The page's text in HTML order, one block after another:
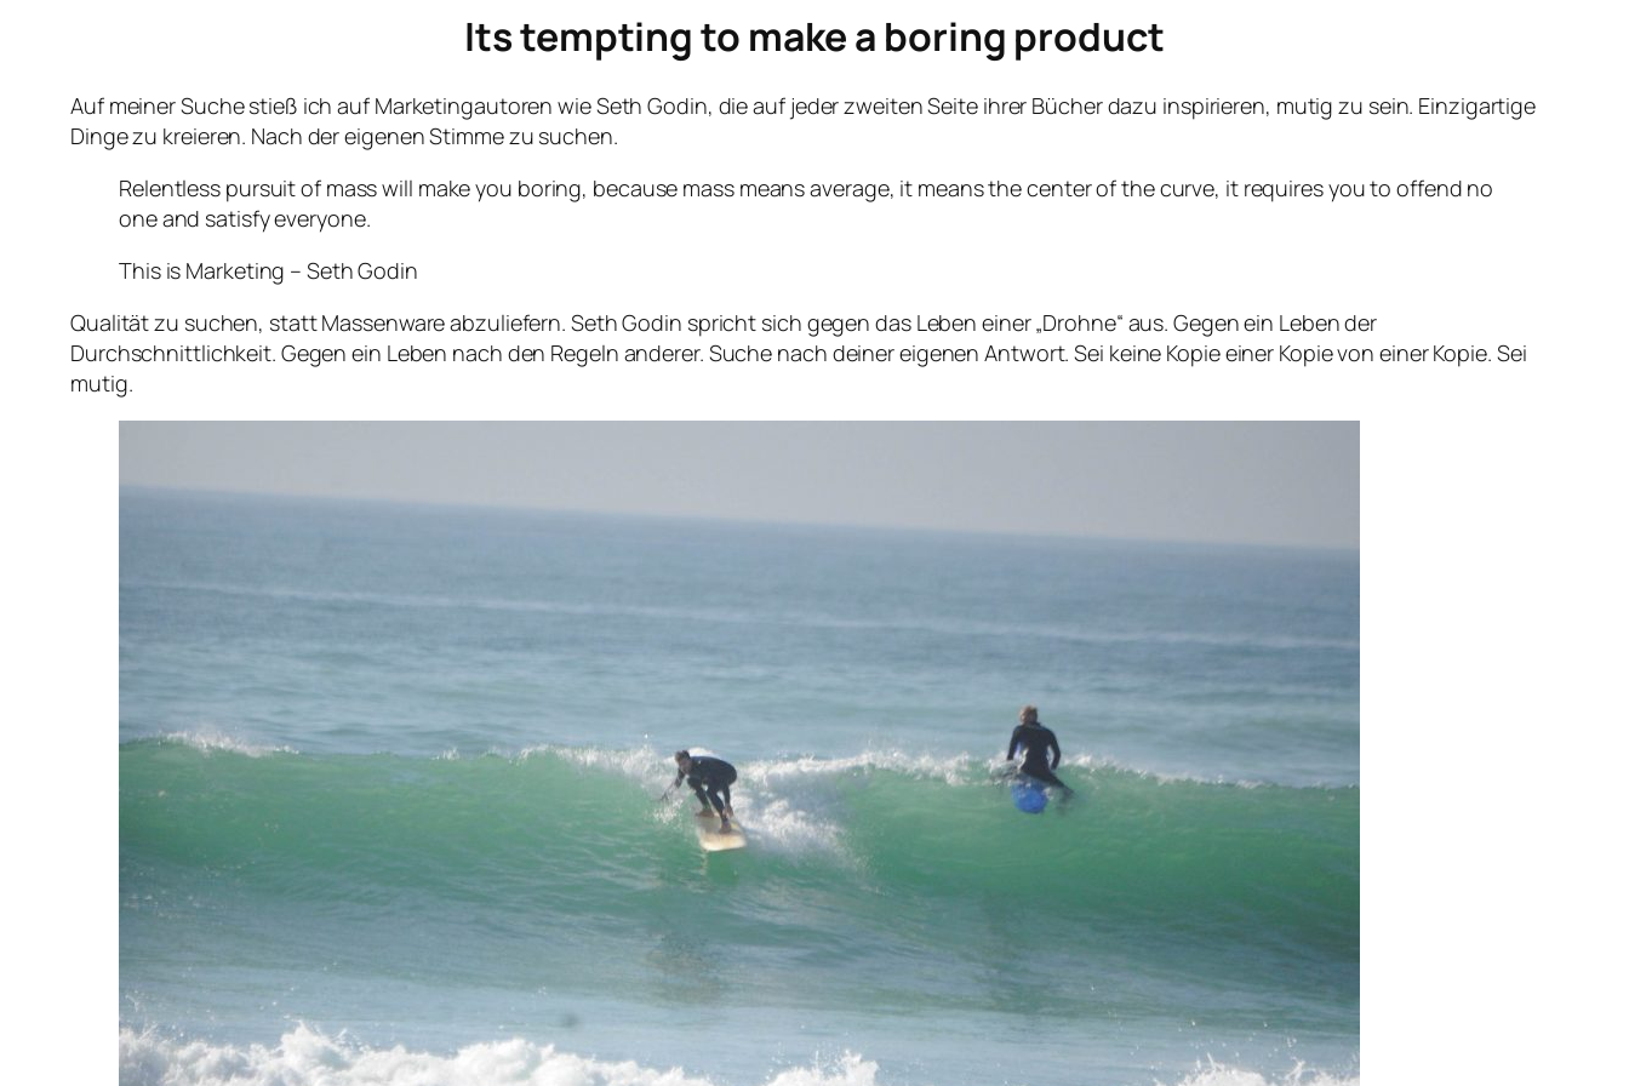
Its tempting to make a boring product
Auf meiner Suche stieß ich auf Marketingautoren wie Seth Godin, die auf jeder zweiten Seite ihrer Bücher dazu inspirieren, mutig zu sein. Einzigartige
Dinge zu kreieren. Nach der eigenen Stimme zu suchen.
Relentless pursuit of mass will make you boring, because mass means average, it means the center of the curve, it requires you to offend no
one and satisfy everyone.
This is Marketing – Seth Godin
Qualität zu suchen, statt Massenware abzuliefern. Seth Godin spricht sich gegen das Leben einer „Drohne“ aus. Gegen ein Leben der
Durchschnittlichkeit. Gegen ein Leben nach den Regeln anderer. Suche nach deiner eigenen Antwort. Sei keine Kopie einer Kopie von einer Kopie. Sei
mutig.